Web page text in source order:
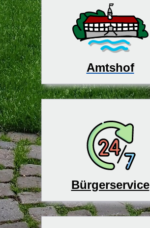
Amtshof
Bürgerservice